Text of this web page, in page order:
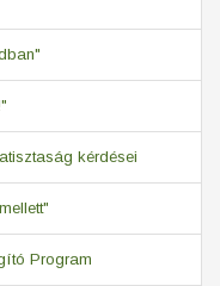
kérdései
Program